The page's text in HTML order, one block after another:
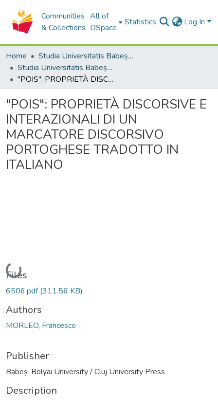
Communities
& Collections
All of
DSpace
Statistics Log In
Home
Studia Universitatis Babeș-Bolyai Collection
Studia Universitatis Babeș-Bolyai Philologia
"POIS": PROPRIETÀ DISCORSIVE E INTERAZIONALI DI UN MARCATORE DISCORSIVO PORTOGHESE TRADOTTO IN ITALIANO
"POIS": PROPRIETÀ DISCORSIVE E
INTERAZIONALI DI UN
MARCATORE DISCORSIVO
PORTOGHESE TRADOTTO IN
ITALIANO
Loading...
Files
6506.pdf(311.56 KB)
Authors
MORLEO, Francesco
Publisher
Babeș-Bolyai University / Cluj University Press
Description